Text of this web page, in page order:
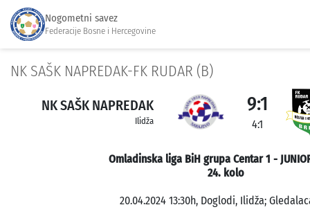
Nogometni savez
Federacije Bosne i Hercegovine
NK SAŠK NAPREDAK-FK RUDAR (B)
NK SAŠK NAPREDAK
Ilidža
9:1
4:1
Omladinska liga BiH grupa Centar 1 -
24. kolo
20.04.2024 13:30h, Doglodi, Ilidža;